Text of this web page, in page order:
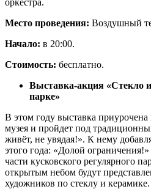
Место проведения: Воздушный
Начало: в 20:00.
Стоимость: бесплатно.
Выставка-акция «Стекло
парке»
В этом году выставка
музея и пройдет под
живёт, не увядая!». К нему
этого года: «Долой
части кусковского регулярного
открытым небом будут
художников по стеклу и керамике.